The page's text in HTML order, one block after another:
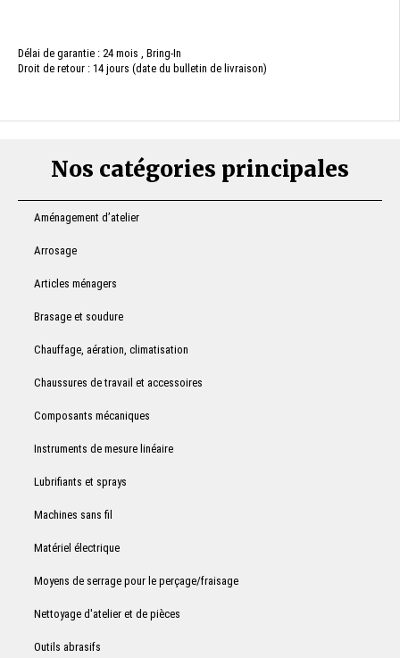
Délai de garantie : 24 mois , Bring-In
Droit de retour : 14 jours (date du bulletin de livraison)
Nos catégories principales
Aménagement d’atelier
Arrosage
Articles ménagers
Brasage et soudure
Chauffage, aération, climatisation
Chaussures de travail et accessoires
Composants mécaniques
Instruments de mesure linéaire
Lubrifiants et sprays
Machines sans fil
Matériel électrique
Moyens de serrage pour le perçage/fraisage
Nettoyage d'atelier et de pièces
Outils abrasifs